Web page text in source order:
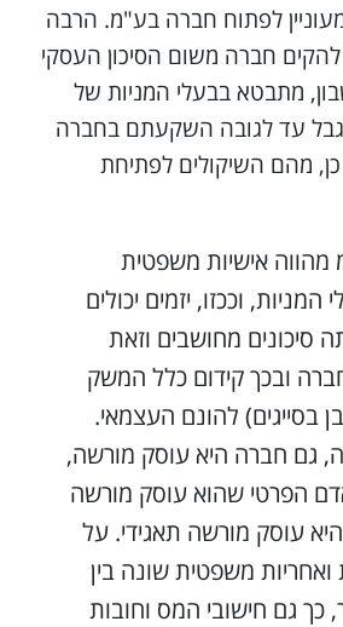
לפתוח חברה בע"מ. הרבה
להקים חברה משום הסיכון העסקי
מתבטא בבעלי המניות של
עד לגובה השקעתם בחברה
מהם השיקולים לפתיחת
אישיות משפטית
וככזו, יזמים יכולים
סיכונים מחושבים וזאת
ובכך קידום כלל המשק
בסייגים) להונם העצמאי.
גם חברה היא עוסק מורשה,
הפרטי שהוא עוסק מורשה
עוסק מורשה תאגידי. על
ואחריות משפטית שונה בין
כך גם חישובי המס וחובות